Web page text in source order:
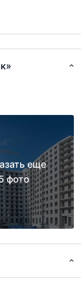
1 очередь
еще
фото